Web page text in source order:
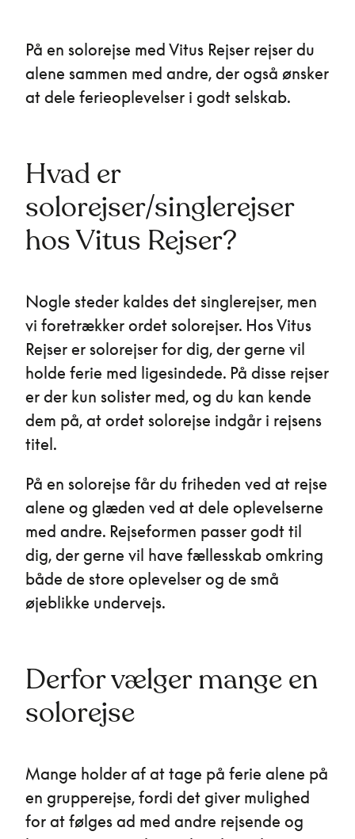
På en solorejse med Vitus Rejser rejser du
alene sammen med andre, der også ønsker
at dele ferieoplevelser i godt selskab.
Hvad er
solorejser/singlerejser
hos Vitus Rejser?
Nogle steder kaldes det singlerejser, men
vi foretrækker ordet solorejser. Hos Vitus
Rejser er solorejser for dig, der gerne vil
holde ferie med ligesindede. På disse rejser
er der kun solister med, og du kan kende
dem på, at ordet solorejse indgår i rejsens
titel.
På en solorejse får du friheden ved at rejse
alene og glæden ved at dele oplevelserne
med andre. Rejseformen passer godt til
dig, der gerne vil have fællesskab omkring
både de store oplevelser og de små
øjeblikke undervejs.
Derfor vælger mange en
solorejse
Mange holder af at tage på ferie alene på
en grupperejse, fordi det giver mulighed
for at følges ad med andre rejsende og